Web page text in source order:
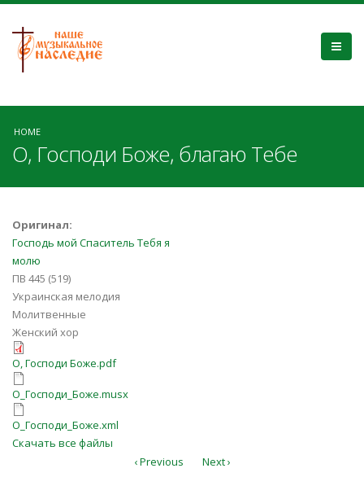
HOME
О, Господи Боже, благаю Тебе
Оригинал:
Господь мой Спаситель Тебя я
молю
ПВ 445 (519)
Украинская мелодия
Молитвенные
Женский хор
О, Господи Боже.pdf
О, Господи Боже.pdf
О_Господи_Боже.musx
О_Господи_Боже.musx
О_Господи_Боже.xml
О_Господи_Боже.xml
Скачать все файлы
‹ Previous
Next ›